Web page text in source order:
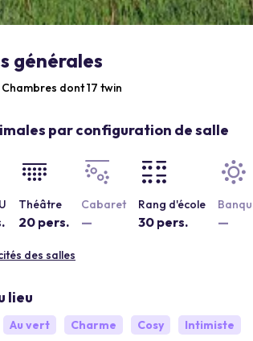
générales
Chambres dont 17 twin
par configuration de salle
Théâtre
20 pers.
Cabaret
—
Rang d'école
30 pers. —
des salles
lieu
Au vert Charme Cosy
Intimiste